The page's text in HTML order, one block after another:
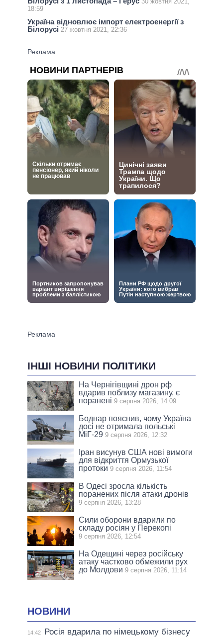
18:59
Україна відновлює імпорт електроенергії з
Білорусі 27 жовтня 2021, 22:36
ІНШІ НОВИНИ ПОЛІТИКИ
На Чернігівщині дрон рф
вдарив поблизу магазину, є
поранені 9 серпня 2026, 14:09
Боднар пояснив, чому Україна
досі не отримала польські
МіГ-29 9 серпня 2026, 12:32
Іран висунув США нові вимоги
для відкриття Ормузької
протоки 9 серпня 2026, 11:54
В Одесі зросла кількість
поранених після атаки дронів
9 серпня 2026, 13:28
Сили оборони вдарили по
складу росіян у Перекопі
9 серпня 2026, 12:54
На Одещині через російську
атаку частково обмежили рух
до Молдови 9 серпня 2026, 11:14
НОВИНИ
14:42
Росія вдарила по німецькому бізнесу